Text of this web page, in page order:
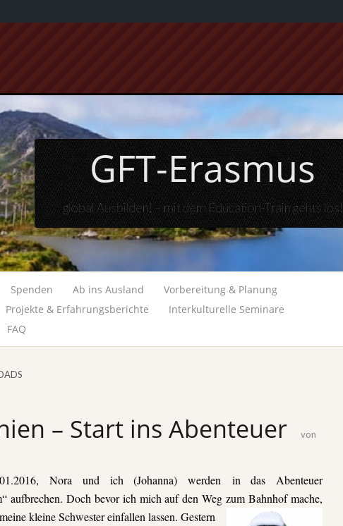
GFT-Erasmus
global Ausbilden! – mit dem Education-Train gehts los!
Spenden Ab ins Ausland
Vorbereitung & Planung
Projekte & Erfahrungsberichte
Interkulturelle Seminare
FAQ
– Start ins Abenteuer von
Nora und ich (Johanna) werden in das Abenteuer
aufbrechen. Doch bevor ich mich auf den Weg zum Bahnhofmache,
kleineSchwester einfallen lassen. Gestern